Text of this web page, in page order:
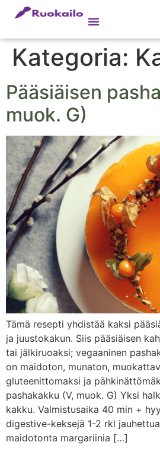
Kategoria:
Pääsiäisen
muok. G)
Tämä resepti yhdistää kaksi
ja juustokakun. Siis pääsiäisen
tai jälkiruoaksi; vegaaninen
on maidoton, munaton,
gluteenittomaksi ja
pashakakku (V, muok. G) Yksi
kakku. Valmistusaika 40 min +
digestive-keksejä 1-2 rkl
maidotonta margariinia […]